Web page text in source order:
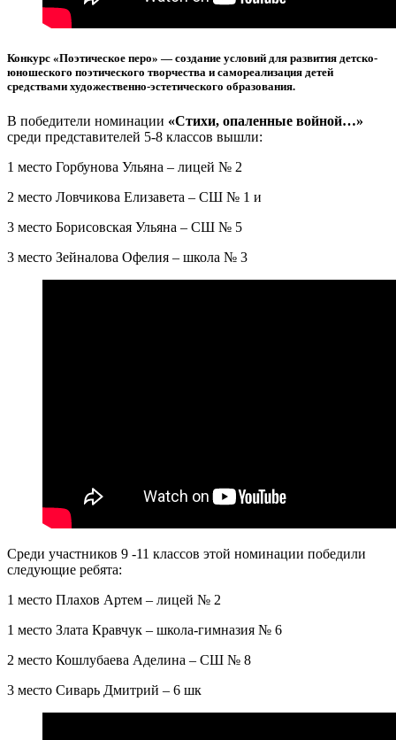
Конкурс «Поэтическое перо» — создание условий для развития детско-
юношеского поэтического творчества и самореализация детей
средствами художественно-эстетического образования.
В победители номинации «Стихи, опаленные войной…»
среди представителей 5-8 классов вышли:
1 место Горбунова Ульяна – лицей № 2
2 место Ловчикова Елизавета – СШ № 1 и
3 место Борисовская Ульяна – СШ № 5
3 место Зейналова Офелия – школа № 3
Среди участников 9 -11 классов этой номинации победили
следующие ребята:
1 место Плахов Артем – лицей № 2
1 место Злата Кравчук – школа-гимназия № 6
2 место Кошлубаева Аделина – СШ № 8
3 место Сиварь Дмитрий – 6 шк